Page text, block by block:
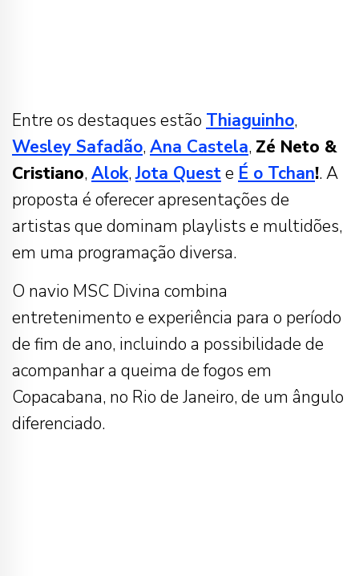
Entre os destaques estão Thiaguinho,
Wesley Safadão, Ana Castela, Zé Neto &
Cristiano, Alok,Jota Queste É o Tchan!. A
proposta é oferecer apresentações de
artistas que dominam playlists e multidões,
em uma programação diversa.
O navio MSC Divina combina
entretenimento e experiência para o período
de fim de ano, incluindo a possibilidade de
acompanhar a queima de fogos em
Copacabana, no Rio de Janeiro, de um ângulo
diferenciado.